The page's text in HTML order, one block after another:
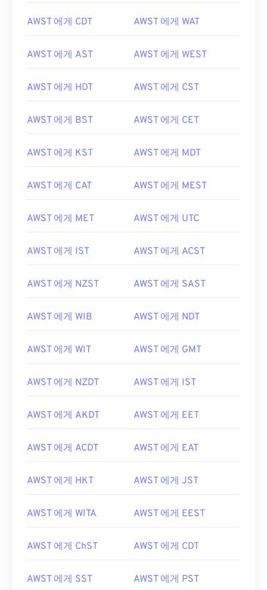
AWST 에게 CDT AWST 에게 WAT
AWST 에게 AST AWST 에게 WEST
AWST 에게 HDT AWST 에게 CST
AWST 에게 BST AWST 에게 CET
AWST 에게 KST AWST 에게 MDT
AWST 에게 CAT AWST 에게 MEST
AWST 에게 MET AWST 에게 UTC
AWST 에게 IST AWST 에게 ACST
AWST 에게 NZST AWST 에게 SAST
AWST 에게 WIB AWST 에게 NDT
AWST 에게 WIT AWST 에게 GMT
AWST 에게 NZDT AWST 에게 IST
AWST 에게 AKDT AWST 에게 EET
AWST 에게 ACDT AWST 에게 EAT
AWST 에게 HKT AWST 에게 JST
AWST 에게 WITA AWST 에게 EEST
AWST 에게 ChST AWST 에게 CDT
AWST 에게 SST AWST 에게 PST